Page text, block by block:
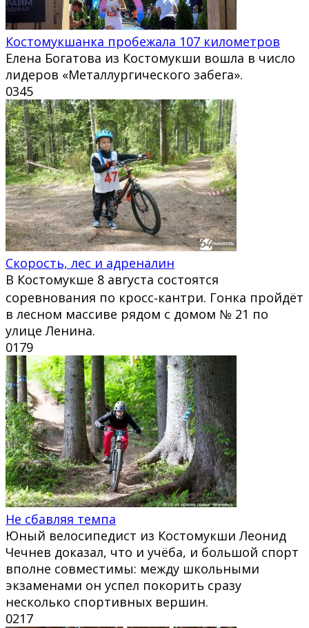
Костомукшанка пробежала 107 километров
Елена Богатова из Костомукши вошла в число
лидеров «Металлургического забега».
0345
Скорость, лес и адреналин
В Костомукше 8 августа состоятся
соревнования по кросс‑кантри. Гонка пройдёт
в лесном массиве рядом с домом № 21 по
улице Ленина.
0179
Не сбавляя темпа
Юный велосипедист из Костомукши Леонид
Чечнев доказал, что и учёба, и большой спорт
вполне совместимы: между школьными
экзаменами он успел покорить сразу
несколько спортивных вершин.
0217